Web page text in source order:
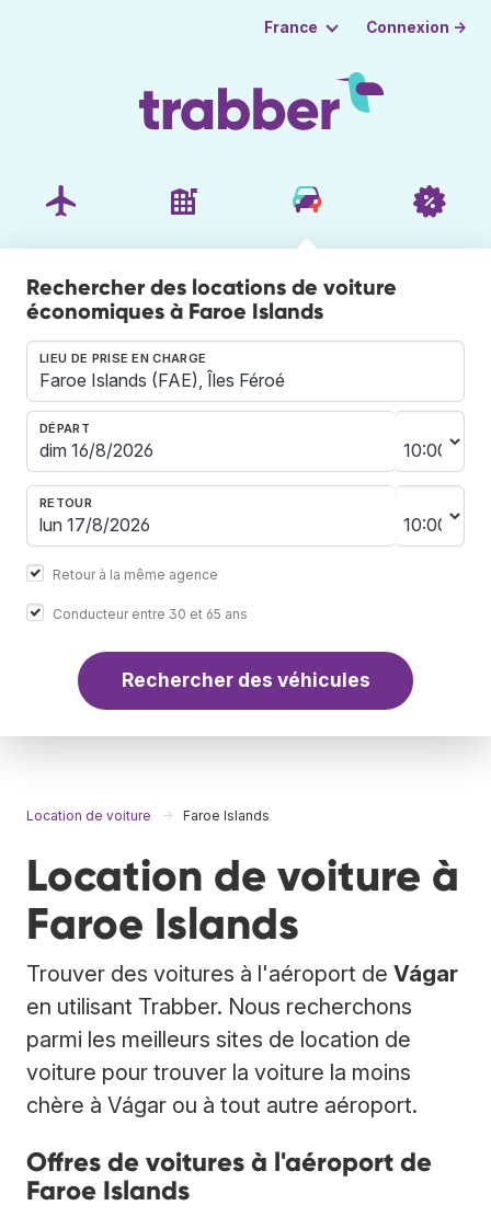
France Connexion →
Rechercher des locations de voiture
économiques à Faroe Islands
LIEU DE PRISE EN CHARGE
DÉPART
RETOUR
Retour à la même agence
Conducteur entre 30 et 65 ans
Rechercher des véhicules
Location de voiture Faroe Islands
Location de voiture à
Faroe Islands
Trouver des voitures à l'aéroport de Vágar
en utilisant Trabber. Nous recherchons
parmi les meilleurs sites de location de
voiture pour trouver la voiture la moins
chère à Vágar ou à tout autre aéroport.
Offres de voitures à l'aéroport de
Faroe Islands